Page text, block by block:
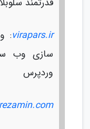
virapars.ir
:
سازی وب
وردپرس